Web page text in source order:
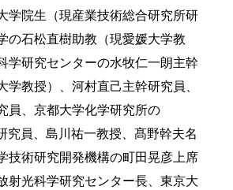
学院生（現産業技術総合研究所研
の石松直樹助教（現愛媛大学教
学研究センターの水牧仁一朗主幹
学教授）、河村直己主幹研究員、
員、京都大学化学研究所の
究員、島川祐一教授、髙野幹夫名
技術研究開発機構の町田晃彦上席
射光科学研究センター長、東京大